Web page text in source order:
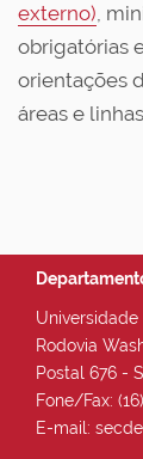
externo),
obrigatórias
orientações
áreas e
Rodovia
Postal 676 -
Fone/Fax:
E-mail: